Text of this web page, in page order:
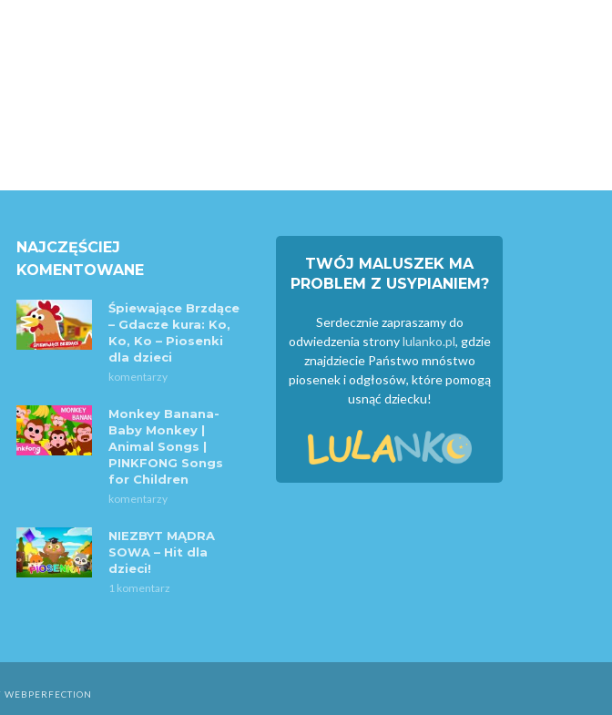
NAJCZĘŚCIEJ
KOMENTOWANE
Śpiewające Brzdące
– Gdacze kura: Ko,
Ko, Ko – Piosenki
dla dzieci
komentarzy
Monkey Banana-
Baby Monkey |
Animal Songs |
PINKFONG Songs
for Children
komentarzy
NIEZBYT MĄDRA
SOWA – Hit dla
dzieci!
1 komentarz
TWÓJ MALUSZEK MA
PROBLEM Z USYPIANIEM?
Serdecznie zapraszamy do
odwiedzenia stronylulanko.pl, gdzie
znajdziecie Państwo mnóstwo
piosenek i odgłosów, które pomogą
usnąć dziecku!
WEBPERFECTION